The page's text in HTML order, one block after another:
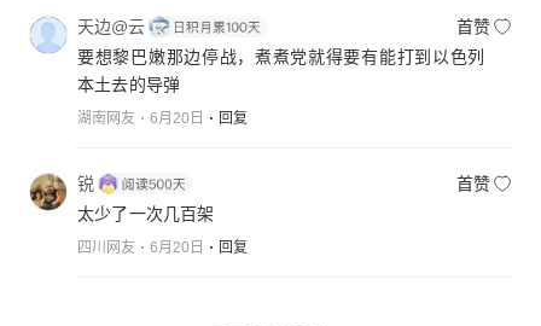
天边@云
首赞
要想黎巴嫩那边停战，煮煮党就得要有能打到以色列
本土去的导弹
湖南网友 6月20日 回复
锐
首赞
太少了一次几百架
四川网友 6月20日 回复